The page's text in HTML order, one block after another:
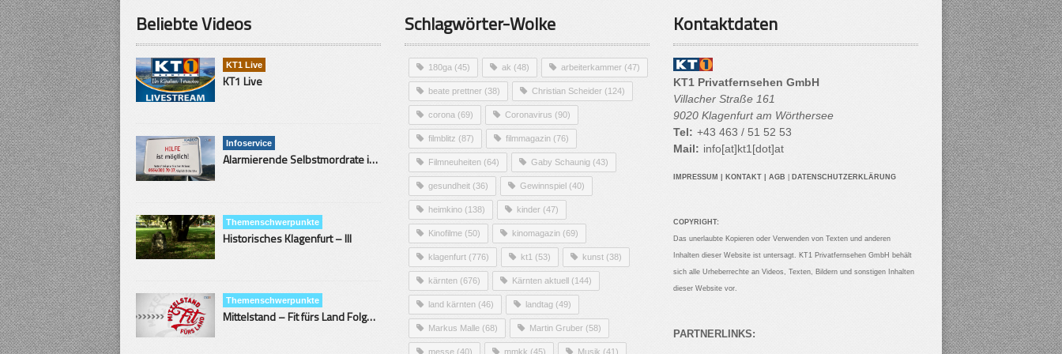
Beliebte Videos
KT1 Live
KT1 Live
Infoservice
Alarmierende Selbstmordrate in Kärnten
Themenschwerpunkte
Historisches Klagenfurt – III
Themenschwerpunkte
Mittelstand – Fit fürs Land Folge 9- Konditor
Schlagwörter-Wolke
180ga (45) ak (48) arbeiterkammer (47)
beate prettner (38) Christian Scheider (124)
corona (69) Coronavirus (90)
filmblitz (87) filmmagazin (76)
Filmneuheiten (64) Gaby Schaunig (43)
gesundheit (36) Gewinnspiel (40)
heimkino (138) kinder (47)
Kinofilme (50) kinomagazin (69)
klagenfurt (776) kt1 (53) kunst (38)
kärnten (676) Kärnten aktuell (144)
land kärnten (46) landtag (49)
Markus Malle (68) Martin Gruber (58)
messe (40) mmkk (45) Musik (41)
Kontaktdaten
KT1 Privatfernsehen GmbH
Villacher Straße 161
9020 Klagenfurt am Wörthersee
Tel: +43 463 / 51 52 53
Mail: info[at]kt1[dot]at
IMPRESSUM KONTAKT AGB DATENSCHUTZERKLÄRUNG
COPYRIGHT:
Das unerlaubte Kopieren oder Verwenden von Texten und anderen
Inhalten dieser Website ist untersagt. KT1 Privatfernsehen GmbH behält
sich alle Urheberrechte an Videos, Texten, Bildern und sonstigen Inhalten
dieser Website vor.
PARTNERLINKS: